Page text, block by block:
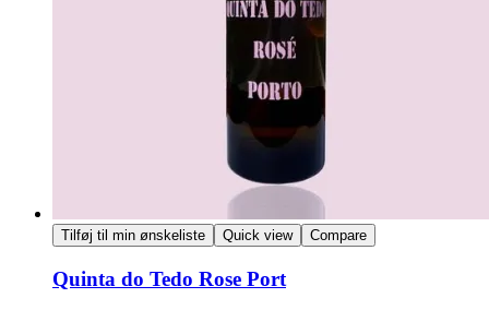
Tilføj til min ønskeliste Quick view Compare
Quinta do Tedo Rose Port